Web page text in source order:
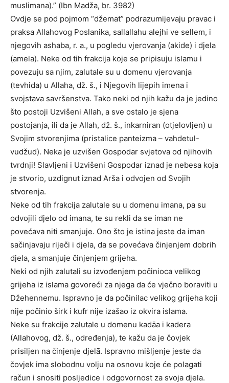
muslimana).” (Ibn Madža, br. 3982)
Ovdje se pod pojmom “džemat” podrazumijevaju pravac i
praksa Allahovog Poslanika, sallallahu alejhi ve sellem, i
njegovih ashaba, r. a., u pogledu vjerovanja (akide) i djela
(amela). Neke od tih frakcija koje se pripisuju islamu i
povezuju sa njim, zalutale su u domenu vjerovanja
(tevhida) u Allaha, dž. š., i Njegovih lijepih imena i
svojstava savršenstva. Tako neki od njih kažu da je jedino
što postoji Uzvišeni Allah, a sve ostalo je sjena
postojanja, ili da je Allah, dž. š., inkarniran (otjelovljen) u
Svojim stvorenjima (pristalice panteizma – vahdetul-
vudžud). Neka je uzvišen Gospodar svjetova od njihovih
tvrdnji! Slavljeni i Uzvišeni Gospodar iznad je nebesa koja
je stvorio, uzdignut iznad Arša i odvojen od Svojih
stvorenja.
Neke od tih frakcija zalutale su u domenu imana, pa su
odvojili djelo od imana, te su rekli da se iman ne
povećava niti smanjuje. Ono što je istina jeste da iman
sačinjavaju riječi i djela, da se povećava činjenjem dobrih
djela, a smanjuje činjenjem grijeha.
Neki od njih zalutali su izvođenjem počinioca velikog
grijeha iz islama govoreći za njega da će vječno boraviti u
Džehennemu. Ispravno je da počinilac velikog grijeha koji
nije počinio širk i kufr nije izašao iz okvira islama.
Neke su frakcije zalutale u domenu kadāa i kadera
(Allahovog, dž. š., određenja), te kažu da je čovjek
prisiljen na činjenje djelā. Ispravno mišljenje jeste da
čovjek ima slobodnu volju na osnovu koje će polagati
račun i snositi posljedice i odgovornost za svoja djela.